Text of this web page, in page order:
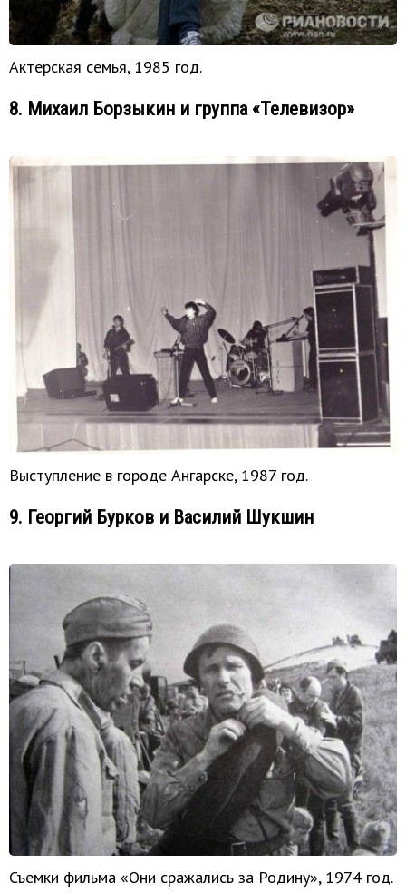
Актерская семья, 1985 год.
8. Михаил Борзыкин и группа «Телевизор»
Выступление в городе Ангарске, 1987 год.
9. Георгий Бурков и Василий Шукшин
Съемки фильма «Они сражались за Родину», 1974 год.